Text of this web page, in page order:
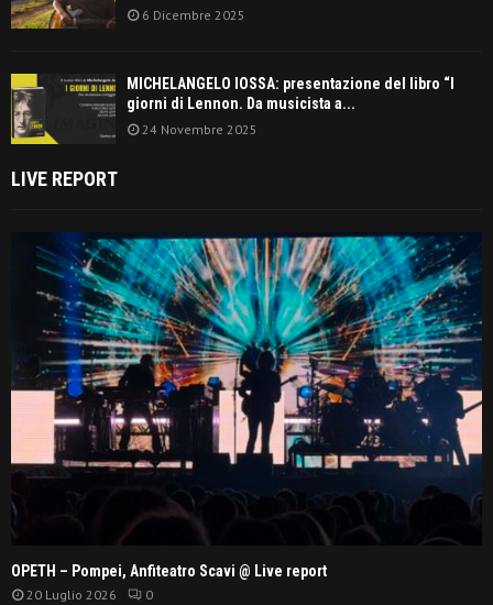
6 Dicembre 2025
MICHELANGELO IOSSA: presentazione del libro “I
giorni di Lennon. Da musicista a...
24 Novembre 2025
LIVE REPORT
OPETH – Pompei, Anfiteatro Scavi @ Live report
20 Luglio 2026 0